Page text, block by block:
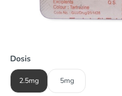
Dosis
2.5mg 5mg